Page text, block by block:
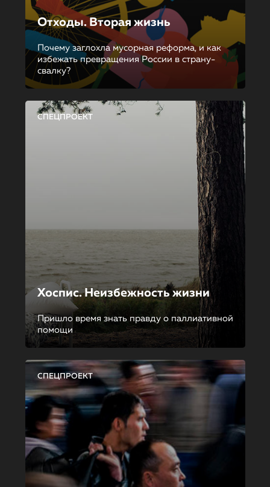
Отходы. Вторая жизнь
Почему заглохла мусорная реформа, и как
избежать превращения России в страну-
свалку?
СПЕЦПРОЕКТ
Хоспис. Неизбежность жизни
Пришло время знать правду о паллиативной
помощи
СПЕЦПРОЕКТ